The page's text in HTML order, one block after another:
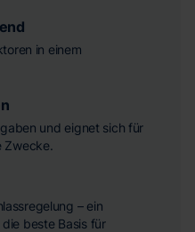
in einem
und eignet sich für
Zwecke.
– ein
beste Basis für